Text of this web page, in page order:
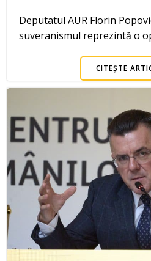
Deputatul AUR Florin
suveranismul reprezintă o
CITEȘTE